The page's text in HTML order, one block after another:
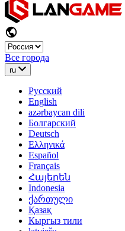
Все города
ru
Русский
English
azərbaycan dili
Болгарский
Deutsch
Ελληνικά
Español
Français
Հայերեն
Indonesia
ქართული
Қазақ
Кыргыз тили